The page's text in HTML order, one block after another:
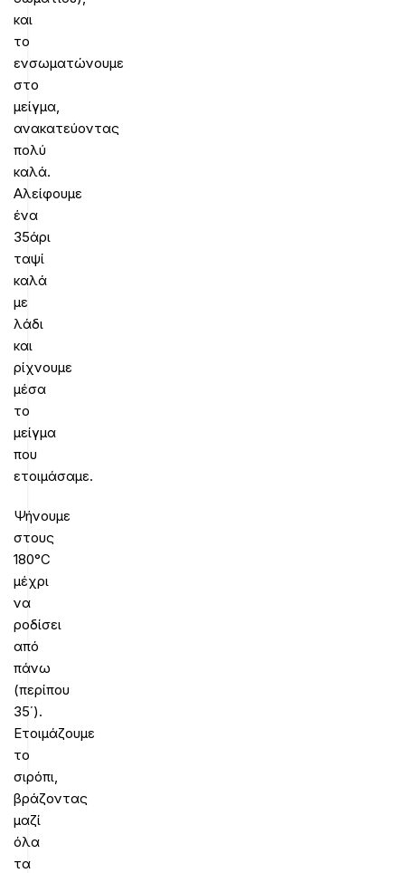
και
το
ενσωματώνουμε
στο
μείγμα,
ανακατεύοντας
πολύ
καλά.
Αλείφουμε
ένα
35άρι
ταψί
καλά
με
λάδι
και
ρίχνουμε
μέσα
το
μείγμα
που
ετοιμάσαμε.
Ψήνουμε
στους
180°C
μέχρι
να
ροδίσει
από
πάνω
(περίπου
35΄).
Ετοιμάζουμε
το
σιρόπι,
βράζοντας
μαζί
όλα
τα